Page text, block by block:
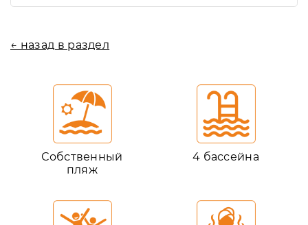
← назад в раздел
Собственный
пляж
4 бассейна